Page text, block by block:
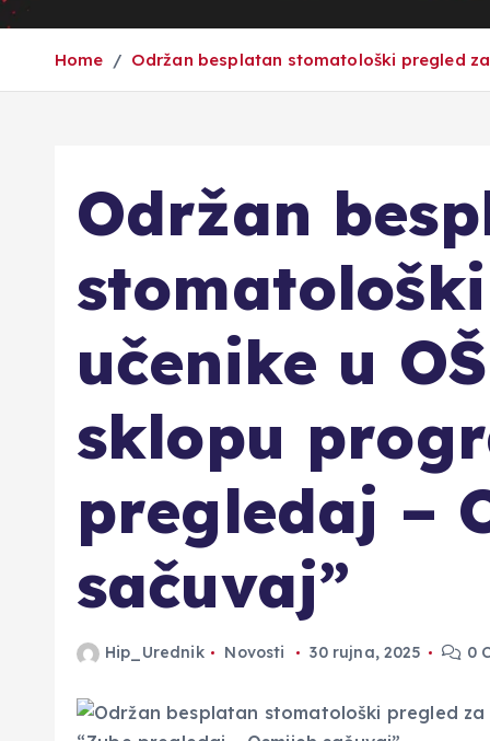
Home Održan besplatan stomatološki pregled
Održan
učenike u
sklopu
pregledaj –
sačuvaj”
Hip_Urednik Novosti 30 rujna, 2025 0